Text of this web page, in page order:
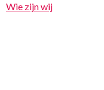
Wie zijn wij